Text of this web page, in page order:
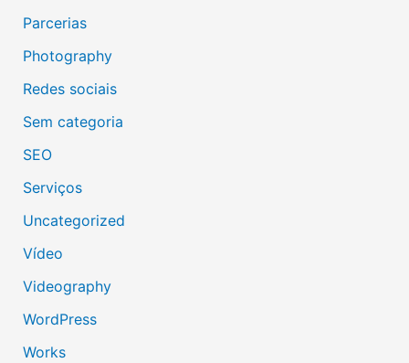
Parcerias
Photography
Redes sociais
Sem categoria
SEO
Serviços
Uncategorized
Vídeo
Videography
WordPress
Works